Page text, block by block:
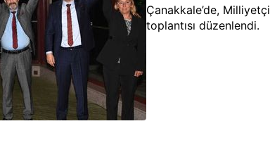
Çanakkale’de,
toplantısı düzenlendi.